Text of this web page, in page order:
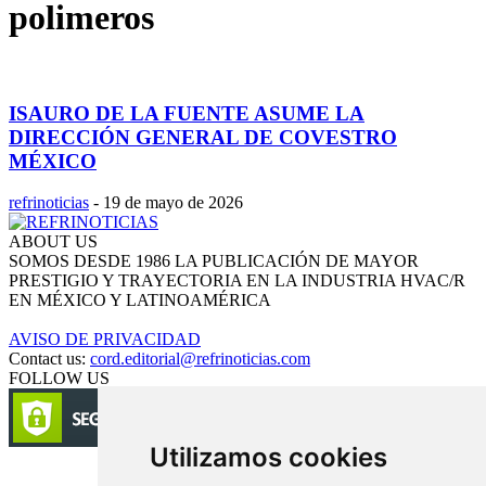
Utilizamos cookies
polimeros
ISAURO DE LA FUENTE ASUME LA
DIRECCIÓN GENERAL DE COVESTRO
MÉXICO
refrinoticias - 19 de mayo de 2026
ABOUT US
SOMOS DESDE 1986 LA PUBLICACIÓN DE MAYOR
PRESTIGIO Y TRAYECTORIA EN LA INDUSTRIA HVAC/R
EN MÉXICO Y LATINOAMÉRICA
AVISO DE PRIVACIDAD
Contact us: cord.editorial@refrinoticias.com
FOLLOW US